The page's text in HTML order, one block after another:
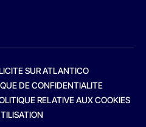
SUR ATLANTICO
DE CONFIDENTIALITE
RELATIVE AUX COOKIES